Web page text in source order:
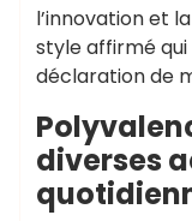
l’innovation et
style affirmé
déclaration de
diverses